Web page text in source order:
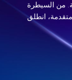
من السيطرة
انطلق